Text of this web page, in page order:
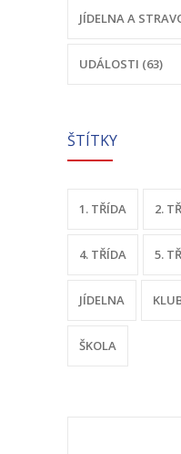
JÍDELNA A
UDÁLOSTI (63)
ŠTÍTKY
1. TŘÍDA 2.
4. TŘÍDA 5.
JÍDELNA
ŠKOLA